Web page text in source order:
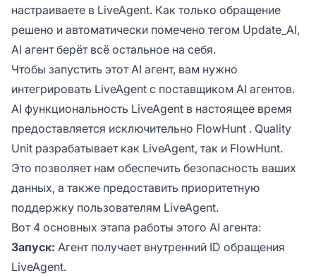
настраиваете в LiveAgent. Как только обращение
решено и автоматически помечено тегом Update_AI,
AI агент берёт всё остальное на себя.
Чтобы запустить этот AI агент, вам нужно
интегрировать LiveAgent с поставщиком AI агентов.
AI функциональность LiveAgent в настоящее время
предоставляется исключительно FlowHunt . Quality
Unit разрабатывает как LiveAgent, так и FlowHunt.
Это позволяет нам обеспечить безопасность ваших
данных, а также предоставить приоритетную
поддержку пользователям LiveAgent.
Вот 4 основных этапа работы этого AI агента:
Запуск: Агент получает внутренний ID обращения
LiveAgent.